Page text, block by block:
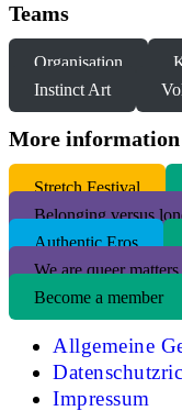
Teams
Organisation
Instinct Art
More information
Stretch Festival
Belonging versus
Authentic Eros
We are queer matters
Become a member
Allgemeine
Impressum